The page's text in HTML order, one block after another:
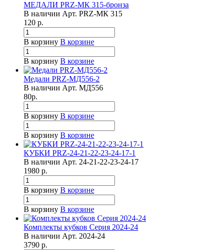
МЕДАЛИ PRZ-МК 315-бронза
В наличии Арт. PRZ-МК 315
120 р.
В корзину В корзине
В корзину В корзине
Медали PRZ-МД556-2
В наличии Арт. МД556
80р.
В корзину В корзине
В корзину В корзине
КУБКИ PRZ-24-21-22-23-24-17-1
В наличии Арт. 24-21-22-23-24-17
1980 р.
В корзину В корзине
В корзину В корзине
Комплекты кубков Серия 2024-24
В наличии Арт. 2024-24
3790 р.